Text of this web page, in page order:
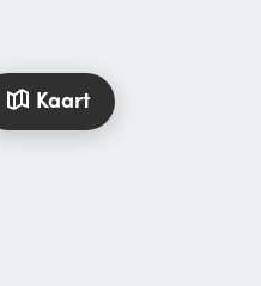
Kaart